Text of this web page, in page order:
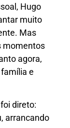
Hugo
muito
Mas
momentos
agora,
e
direto:
arrancando